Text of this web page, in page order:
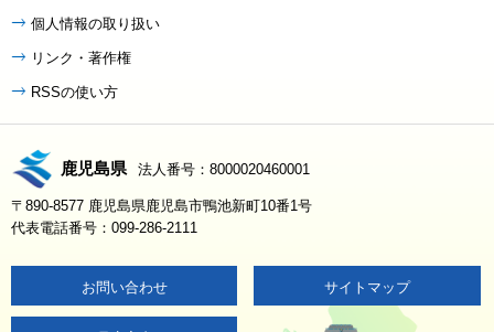
個人情報の取り扱い
リンク・著作権
RSSの使い方
鹿児島県 法人番号：8000020460001
〒890-8577 鹿児島県鹿児島市鴨池新町10番1号
代表電話番号：099-286-2111
お問い合わせ サイトマップ